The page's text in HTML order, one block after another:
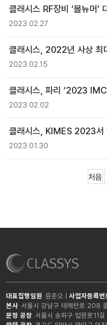
2023.02.27
2023.02.15
클래시스, 파리 ‘2023
2023.02.02
2023.01.30
처음
대표집행임원 윤준오 | 사업자등록번
본사 서울시 강남구 테헤란로 208
문정 공장 서울시 송파구 법원로11